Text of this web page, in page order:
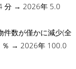
分 → 2026年 5.0
件数が僅かに減少(全
％ → 2026年 100.0